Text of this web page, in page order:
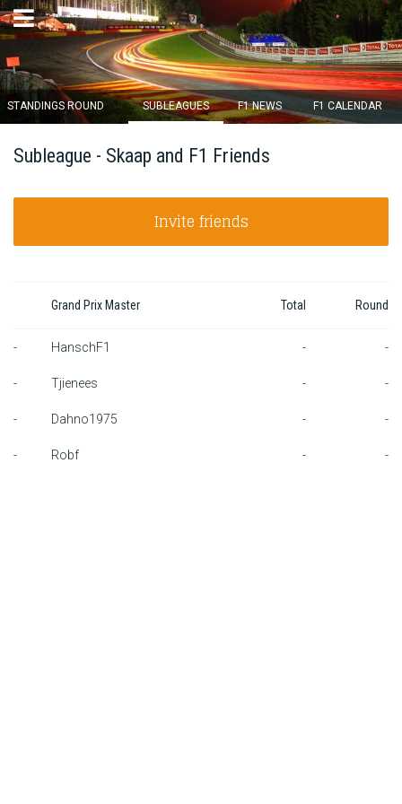
×
15d : m :
Login
Standings
Standings round
STANDINGS ROUND SUBLEAGUES F1 NEWS F1 CALENDAR
Subleague - Skaap and F1 Friends
Invite friends
Grand Prix Master Total Round
- HanschF1 - -
- Tjienees - -
- Dahno1975 - -
- Robf - -